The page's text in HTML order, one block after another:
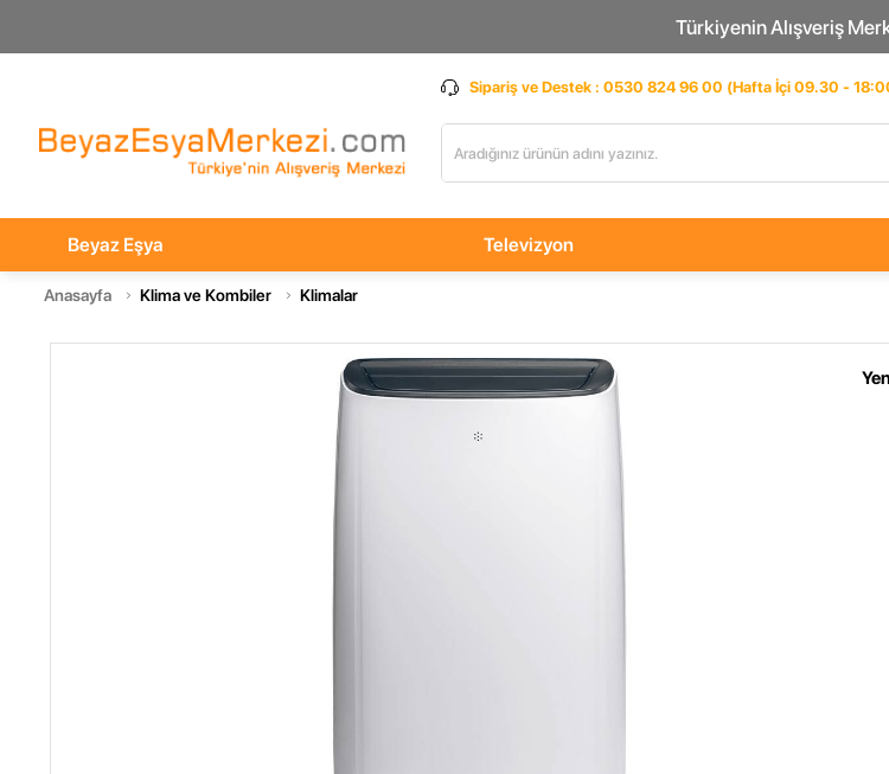
Türkiyenin Alışveriş
Sipariş ve Destek : 0530 824 96 00 (Hafta İçi 09.30 -
Beyaz Eşya Televizyon
Anasayfa Klima ve Kombiler Klimalar